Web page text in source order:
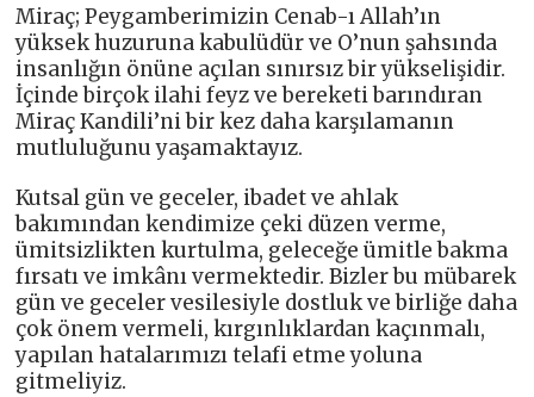
Miraç; Peygamberimizin Cenab-ı Allah’ın
yüksek huzuruna kabulüdür ve O’nun şahsında
insanlığın önüne açılan sınırsız bir yükselişidir.
İçinde birçok ilahi feyz ve bereketi barındıran
Miraç Kandili’ni bir kez daha karşılamanın
mutluluğunu yaşamaktayız.
Kutsal gün ve geceler, ibadet ve ahlak
bakımından kendimize çeki düzen verme,
ümitsizlikten kurtulma, geleceğe ümitle bakma
fırsatı ve imkânı vermektedir. Bizler bu mübarek
gün ve geceler vesilesiyle dostluk ve birliğe daha
çok önem vermeli, kırgınlıklardan kaçınmalı,
yapılan hatalarımızı telafi etme yoluna
gitmeliyiz.